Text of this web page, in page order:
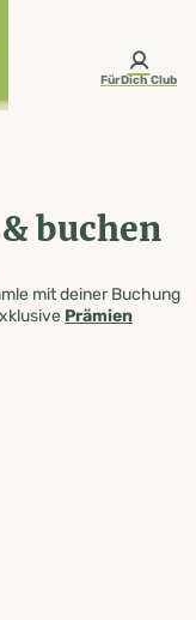
FürDich Club
buchen
mit deiner Buchung
Prämien